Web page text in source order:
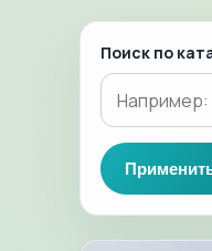
Поиск по